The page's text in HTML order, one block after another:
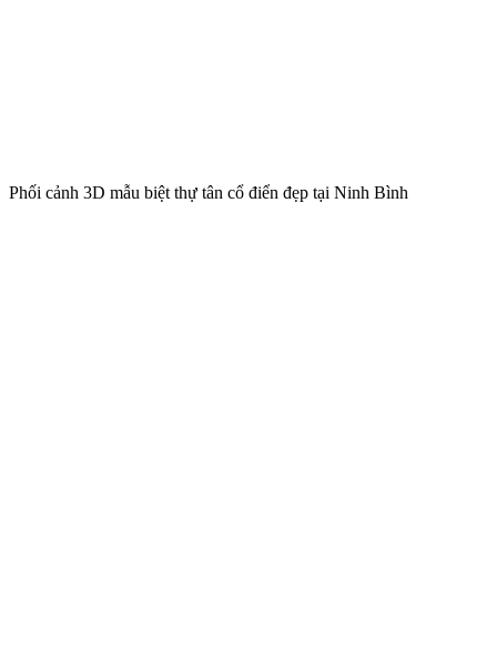
Phối cảnh 3D mẫu biệt thự tân cổ điển đẹp tại Ninh Bình